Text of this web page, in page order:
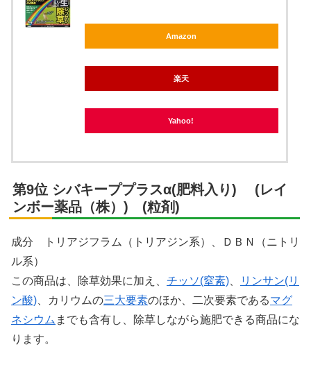
Amazon
楽天
Yahoo!
第9位 シバキーププラスα(肥料入り) (レイ
ンボー薬品（株）) (粒剤)
成分 トリアジフラム（トリアジン系）、ＤＢＮ（ニトリ
ル系）
この商品は、除草効果に加え、 チッソ(窒素)、
リンサン(リ
ン酸)、カリウムの三大要素のほか、二次要素であるマグ
ネシウム までも含有し、除草しながら施肥できる商品にな
ります。